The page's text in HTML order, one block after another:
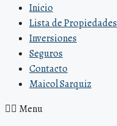
Inicio
Lista de Propiedades
Inversiones
Seguros
Contacto
Maicol Sarquiz
Menu